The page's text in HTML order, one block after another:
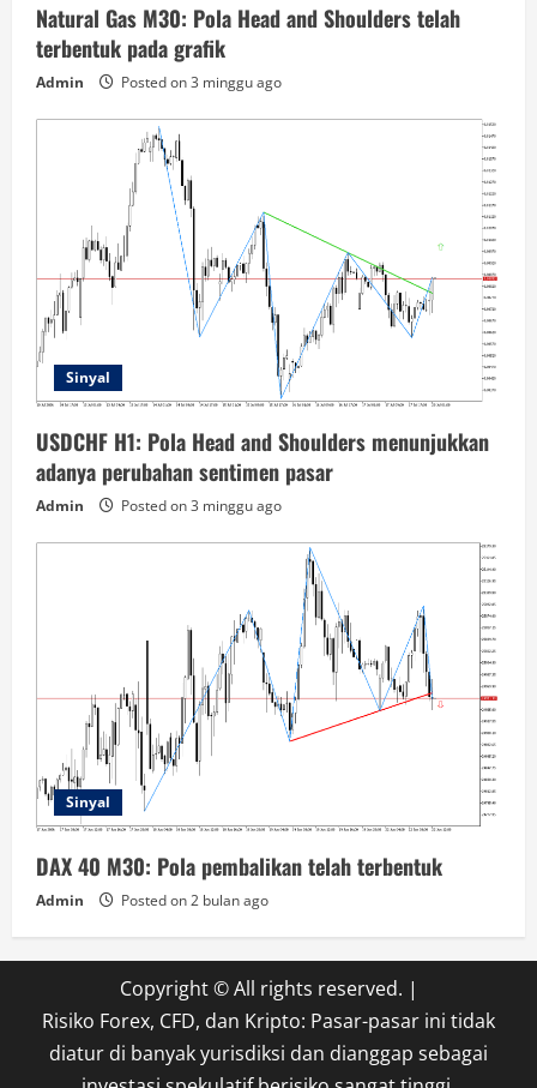
Natural Gas M30: Pola Head and Shoulders telah
terbentuk pada grafik
Admin Posted on 3 minggu ago
Sinyal
USDCHF H1: Pola Head and Shoulders menunjukkan
adanya perubahan sentimen pasar
Admin Posted on 3 minggu ago
Sinyal
DAX 40 M30: Pola pembalikan telah terbentuk
Admin Posted on 2 bulan ago
Copyright © All rights reserved. |
Risiko Forex, CFD, dan Kripto: Pasar-pasar ini tidak
diatur di banyak yurisdiksi dan dianggap sebagai